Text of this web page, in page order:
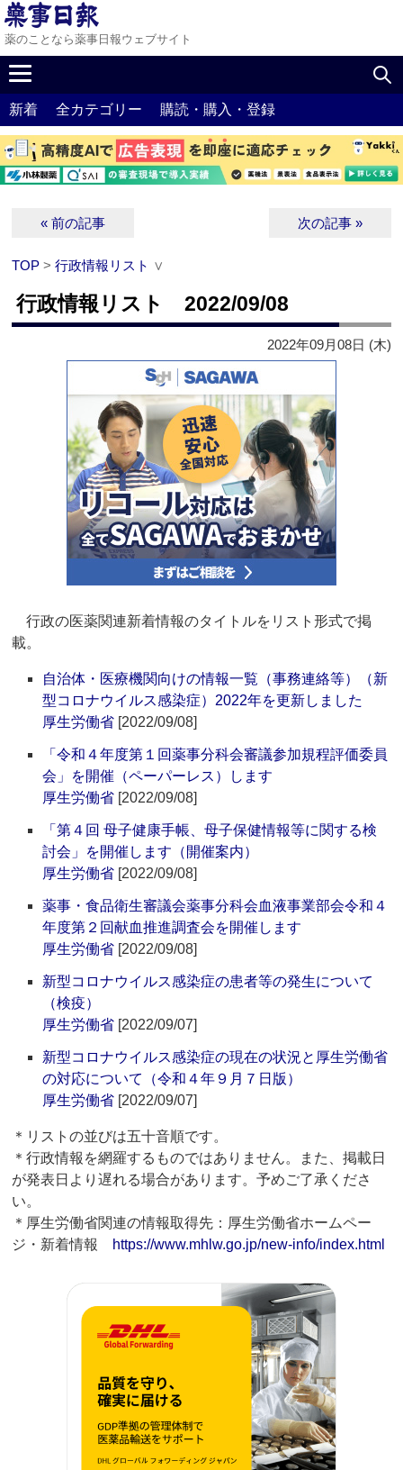
薬のことなら薬事日報ウェブサイト
新着 全カテゴリー 購読・購入・登録
« 前の記事 次の記事 »
TOP >行政情報リスト ∨
行政情報リスト 2022/09/08
2022年09月08日 (木)
行政の医薬関連新着情報のタイトルをリスト形式で掲
載。
自治体・医療機関向けの情報一覧（事務連絡等）（新
型コロナウイルス感染症）2022年を更新しました
厚生労働省 [2022/09/08]
「令和４年度第１回薬事分科会審議参加規程評価委員
会」を開催（ペーパーレス）します
厚生労働省 [2022/09/08]
「第４回 母子健康手帳、母子保健情報等に関する検
討会」を開催します（開催案内）
厚生労働省 [2022/09/08]
薬事・食品衛生審議会薬事分科会血液事業部会令和４
年度第２回献血推進調査会を開催します
厚生労働省 [2022/09/08]
新型コロナウイルス感染症の患者等の発生について
（検疫）
厚生労働省 [2022/09/07]
新型コロナウイルス感染症の現在の状況と厚生労働省
の対応について（令和４年９月７日版）
厚生労働省 [2022/09/07]
＊リストの並びは五十音順です。
＊行政情報を網羅するものではありません。また、掲載日
が発表日より遅れる場合があります。予めご了承くださ
い。
＊厚生労働省関連の情報取得先：厚生労働省ホームペー
ジ・新着情報 https://www.mhlw.go.jp/new-info/index.html